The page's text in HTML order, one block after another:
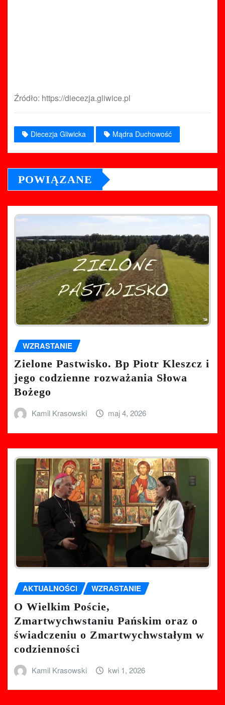
Źródło: https://diecezja.gliwice.pl
Diecezja Gliwicka Mądra Duchowość
POWIĄZANE
WZRASTANIE
Zielone Pastwisko. Bp Piotr Kleszcz i
jego codzienne rozważania Słowa
Bożego
Kamil Krasowski maj 4, 2026
AKTUALNOŚCI WZRASTANIE
O Wielkim Poście,
Zmartwychwstaniu Pańskim oraz o
świadczeniu o Zmartwychwstałym w
codzienności
Kamil Krasowski kwi 1, 2026